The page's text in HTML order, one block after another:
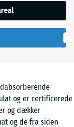
og er certificerede
og dækker
og de fra siden